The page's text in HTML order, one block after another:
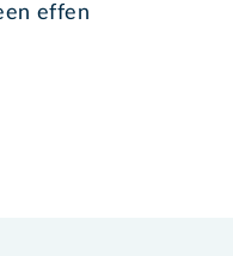
effen